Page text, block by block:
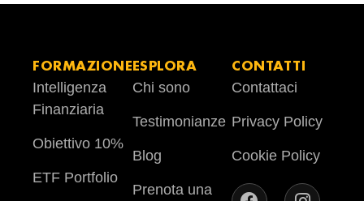
FORMAZIONE
Intelligenza
Finanziaria
Obiettivo 10%
ETF Portfolio
ESPLORA
Chi sono
Testimonianze
Blog
Prenota una
CONTATTI
Contattaci
Privacy Policy
Cookie Policy